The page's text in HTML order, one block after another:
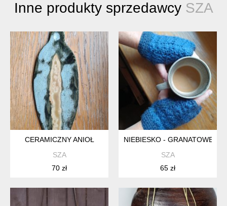
Inne produkty sprzedawcy SZA
CERAMICZNY ANIOŁ
SZA
70 zł
NIEBIESKO - GRANATOWE
SZA
65 zł